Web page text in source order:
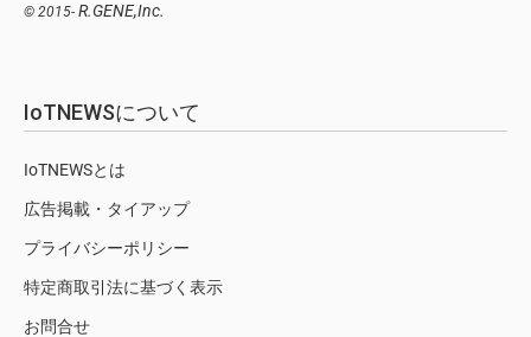
© 2015- R.GENE,Inc.
IoTNEWSについて
IoTNEWSとは
広告掲載・タイアップ
プライバシーポリシー
特定商取引法に基づく表示
お問合せ